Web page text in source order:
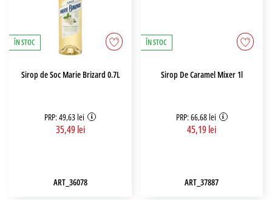
ÎN STOC
Sirop de Soc Marie Brizard 0.7L
PRP: 49,63 lei
35,49 lei
ART_36078
ÎN STOC
Sirop De Caramel Mixer 1l
PRP: 66,68 lei
45,19 lei
ART_37887